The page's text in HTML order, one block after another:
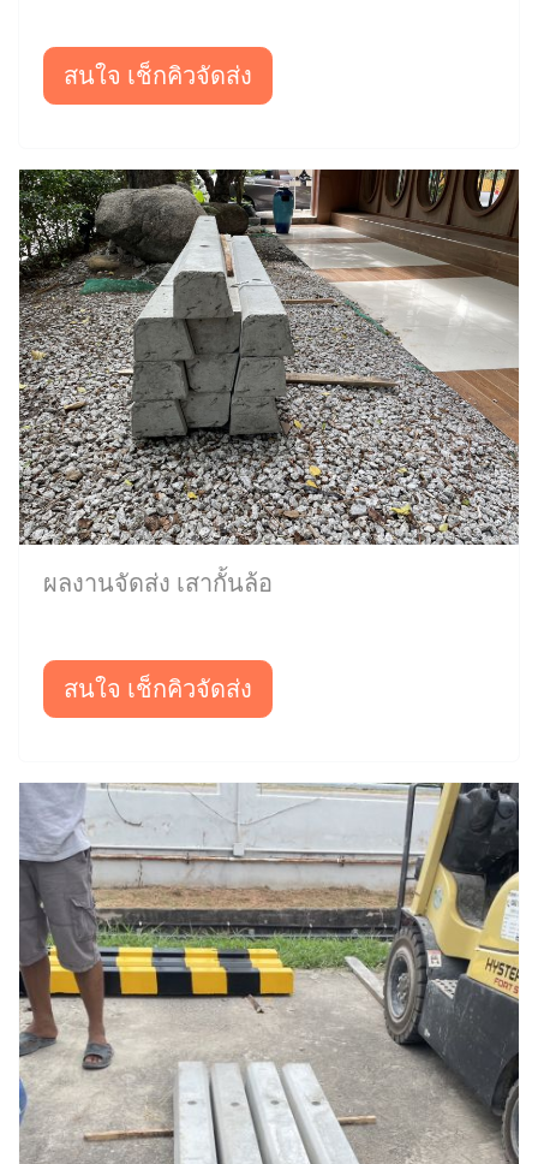
สนใจ เช็กคิวจัดส่ง
ผลงานจัดส่ง เสากั้นล้อ
สนใจ เช็กคิวจัดส่ง